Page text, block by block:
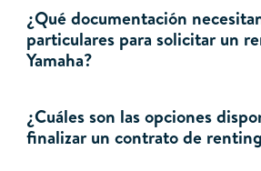
¿Qué documentación
particulares para solicitar un
Yamaha?
¿Cuáles son las opciones
finalizar un contrato de